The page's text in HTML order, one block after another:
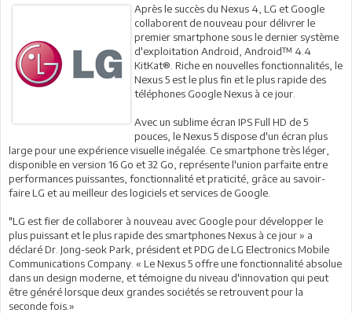
Après le succès du Nexus 4, LG et Google
collaborent de nouveau pour délivrer le
premier smartphone sous le dernier système
d'exploitation Android, Android™ 4.4
KitKat®. Riche en nouvelles fonctionnalités, le
Nexus 5 est le plus fin et le plus rapide des
téléphones Google Nexus à ce jour.
Avec un sublime écran IPS Full HD de 5
pouces, le Nexus 5 dispose d'un écran plus
large pour une expérience visuelle inégalée. Ce smartphone très léger,
disponible en version 16 Go et 32 Go, représente l'union parfaite entre
performances puissantes, fonctionnalité et praticité, grâce au savoir-
faire LG et au meilleur des logiciels et services de Google.
"LG est fier de collaborer à nouveau avec Google pour développer le
plus puissant et le plus rapide des smartphones Nexus à ce jour » a
déclaré Dr. Jong-seok Park, président et PDG de LG Electronics Mobile
Communications Company. « Le Nexus 5 offre une fonctionnalité absolue
dans un design moderne, et témoigne du niveau d'innovation qui peut
être généré lorsque deux grandes sociétés se retrouvent pour la
seconde fois.»